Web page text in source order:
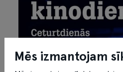
Mēs izmantojam